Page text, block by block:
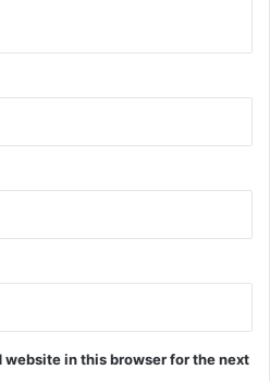
website in this browser for the next